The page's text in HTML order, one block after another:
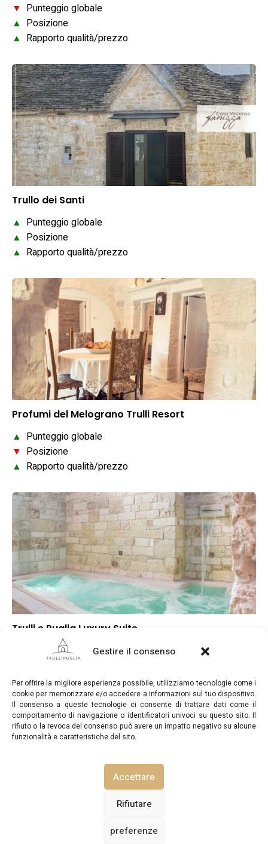
Gestire il consenso
Per offrire la migliore esperienza possibile, utilizziamo tecnologie come i
cookie per memorizzare e/o accedere a informazioni sul tuo dispositivo.
Il consenso a queste tecnologie ci consente di trattare dati come il
comportamento di navigazione o identificatori univoci su questo sito. Il
rifiuto o la revoca del consenso può avere un impatto negativo su alcune
funzionalità e caratteristiche del sito.
Accettare
Rifiutare
preferenze
▼ Punteggio globale
▲ Posizione
▲ Rapporto qualità/prezzo
Trullo dei Santi
▲ Punteggio globale
▲ Posizione
▲ Rapporto qualità/prezzo
Profumi del Melograno Trulli Resort
▲ Punteggio globale
▼ Posizione
▲ Rapporto qualità/prezzo
Trulli e Puglia Luxury Suite
Punteggio globale
▲Rapporto qualità/prezzo
TrulliPuglia.com © Copyright 2026. Tutti i diritti riservati.
INFORMATIVA SULLA PRIVACY
POLITICA SUI COOKIE (UE) CONTATTACI